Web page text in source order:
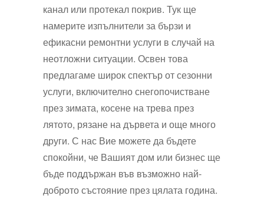
канал или протекал покрив. Тук ще
намерите изпълнители за бързи и
ефикасни ремонтни услуги в случай на
неотложни ситуации. Освен това
предлагаме широк спектър от сезонни
услуги, включително снегопочистване
през зимата, косене на трева през
лятото, рязане на дървета и още много
други. С нас Вие можете да бъдете
спокойни, че Вашият дом или бизнес ще
бъде поддържан във възможно най-
доброто състояние през цялата година.